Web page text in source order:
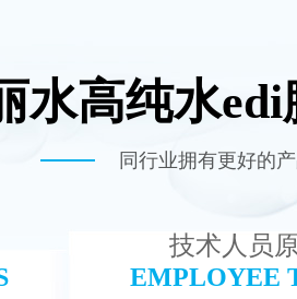
普尔EDI膜堆维修
查看详情
水高纯水
同行业拥有更好的
技术人员
EMPLOYEE